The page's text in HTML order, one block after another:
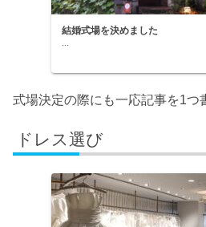
結婚式場を決めました
式場決定の際にも一応記事を1つ
ドレス選び